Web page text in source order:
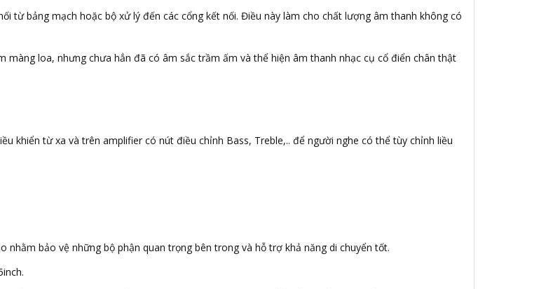
từ bảng mạch hoặc bộ xử lý đến các cổng kết nối. Điều này làm cho chất lượng âm thanh không có
loa, nhưng chưa hẳn đã có âm sắc trầm ấm và thể hiện âm thanh nhạc cụ cổ điển chân thật
khiển từ xa và trên amplifier có nút điều chỉnh Bass, Treble,.. để người nghe có thể tùy chỉnh liều
bảo vệ những bộ phận quan trọng bên trong và hỗ trợ khả năng di chuyển tốt.